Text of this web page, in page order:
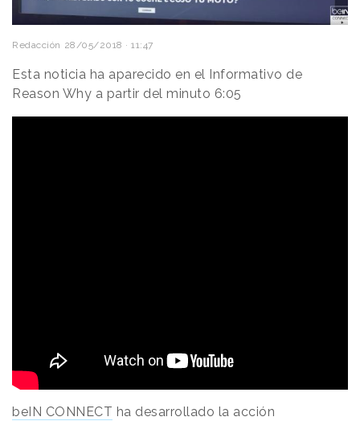
Redacción 28/05/2018 · 11:47
Esta noticia ha aparecido en el Informativo de
Reason Why a partir del minuto 6:05
beIN CONNECT ha desarrollado la acción